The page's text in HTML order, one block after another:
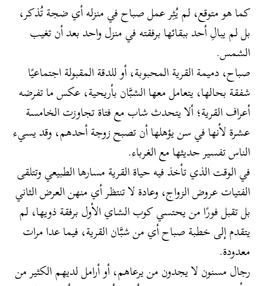
كما هو متوقع، لم يُثِر عمل صباح في منزله أي ضجة تُذكر،
بل لم يبالِ أحد ببقائها برفقته في منزل واحد بعد أن تغيب
الشمس.
صباح، دميمة القرية المحبوبة، أو للدقة المقبولة اجتماعيًا
شفقة بحالها، يتعامل معها الشبَّان بأريحية، عكس ما تفرضه
أعراف القرية؛ ألا يتحدث شاب مع فتاة تجاوزت الخامسة
عشرة لأنها في سن يؤهلها أن تصبح زوجة أحدهم، وقد يسيء
الناس تفسير حديثها مع الغرباء.
في الوقت الذي تأخذ فيه حياة القرية مسارها الطبيعي وتتلقى
الفتيات عروض الزواج، وعادة لا تنتظر أي منهن العرض الثاني
بل تقبل فورًا من يحتسي كوب الشاي الأول برفقة ذويها، لم
يتقدم إلى خطبة صباح أي من شبَّان القرية، فيما عدا مرات
معدودة.
رجال مسنون لا يجدون من يرعاهم، أو أرامل لديهم الكثير من